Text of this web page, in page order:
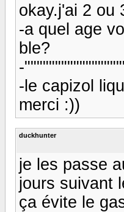
okay.j'ai 2 ou
-a quel age
ble?
-
-le capizol
merci :))
duckhunter
je les passe
jours suivant
ça évite le